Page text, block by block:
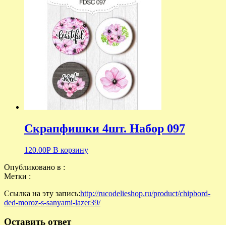
Скрапфишки 4шт. Набор 097
120.00Р В корзину
Опубликовано в :
Метки :
Ссылка на эту запись:http://rucodelieshop.ru/product/chipbord-
ded-moroz-s-sanyami-lazer39/
Оставить ответ